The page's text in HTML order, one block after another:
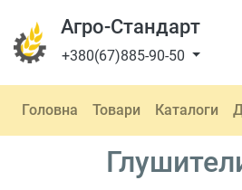
Агро-Стандарт
+380(67)885-90-50
Головна Товари Каталоги